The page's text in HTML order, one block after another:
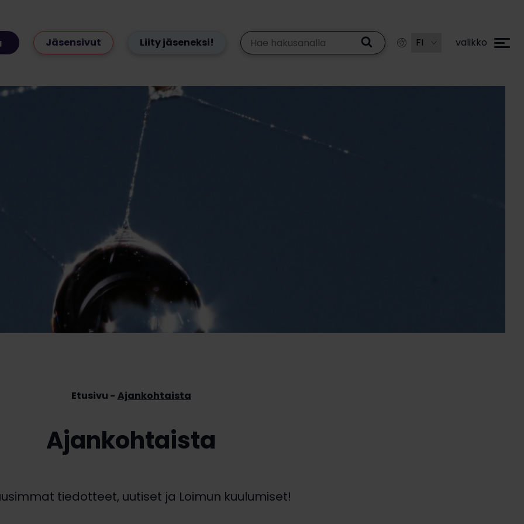
Jäsensivut Liity jäseneksi! valikko
Etusivu Ajankohtaista
Ajankohtaista
tiedotteet, uutiset ja Loimun kuulumiset!